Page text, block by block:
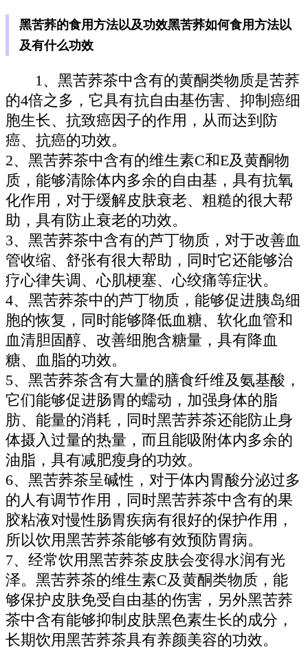
黑苦荞的食用方法以及功效黑苦荞如何食用方法以
及有什么功效
1、黑苦荞茶中含有的黄酮类物质是苦荞
的4倍之多，它具有抗自由基伤害、抑制癌细
胞生长、抗致癌因子的作用，从而达到防
癌、抗癌的功效。
2、黑苦荞茶中含有的维生素C和E及黄酮物
质，能够清除体内多余的自由基，具有抗氧
化作用，对于缓解皮肤衰老、粗糙的很大帮
助，具有防止衰老的功效。
3、黑苦荞茶中含有的芦丁物质，对于改善血
管收缩、舒张有很大帮助，同时它还能够治
疗心律失调、心肌梗塞、心绞痛等症状。
4、黑苦荞茶中的芦丁物质，能够促进胰岛细
胞的恢复，同时能够降低血糖、软化血管和
血清胆固醇、改善细胞含糖量，具有降血
糖、血脂的功效。
5、黑苦荞茶含有大量的膳食纤维及氨基酸，
它们能够促进肠胃的蠕动，加强身体的脂
肪、能量的消耗，同时黑苦荞茶还能防止身
体摄入过量的热量，而且能吸附体内多余的
油脂，具有减肥瘦身的功效。
6、黑苦荞茶呈碱性，对于体内胃酸分泌过多
的人有调节作用，同时黑苦荞茶中含有的果
胶粘液对慢性肠胃疾病有很好的保护作用，
所以饮用黑苦荞茶能够有效预防胃病。
7、经常饮用黑苦荞茶皮肤会变得水润有光
泽。黑苦荞茶的维生素C及黄酮类物质，能
够保护皮肤免受自由基的伤害，另外黑苦荞
茶中含有能够抑制皮肤黑色素生长的成分，
长期饮用黑苦荞茶具有养颜美容的功效。